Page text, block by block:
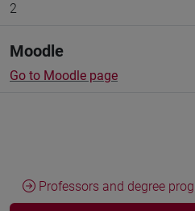
2
Moodle
Go to Moodle page
Professors and degree